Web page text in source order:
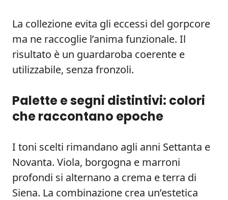
La collezione evita gli eccessi del gorpcore
ma ne raccoglie l’anima funzionale. Il
risultato è un guardaroba coerente e
utilizzabile, senza fronzoli.
Palette e segni distintivi: colori
che raccontano epoche
I toni scelti rimandano agli anni Settanta e
Novanta. Viola, borgogna e marroni
profondi si alternano a crema e terra di
Siena. La combinazione crea un’estetica